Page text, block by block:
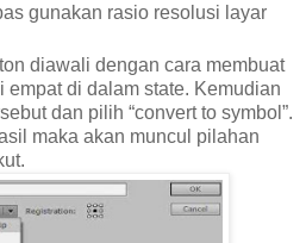
gunakan rasio resolusi layar
diawali dengan cara membuat
empat di dalam state. Kemudian
dan pilih “convert to symbol”.
maka akan muncul pilahan